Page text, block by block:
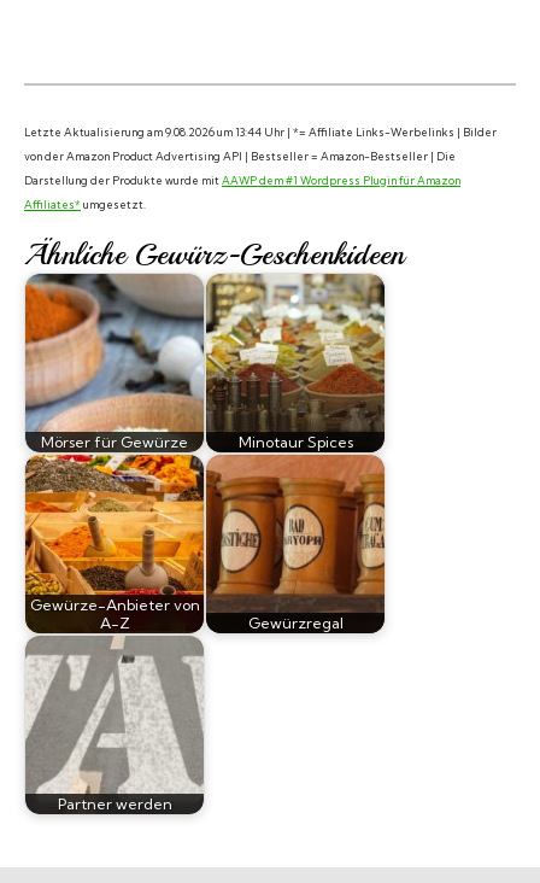
Letzte Aktualisierung am 9.08.2026 um 13:44 Uhr | *= Affiliate Links-Werbelinks | Bilder
von der Amazon Product Advertising API | Bestseller = Amazon-Bestseller | Die
Darstellung der Produkte wurde mitAAWP dem #1 Wordpress Plugin für Amazon
Affiliates*umgesetzt.
Ähnliche Gewürz-Geschenkideen
Mörser für Gewürze Minotaur Spices
Gewürze-Anbieter von
A-Z
Gewürzregal
Partner werden